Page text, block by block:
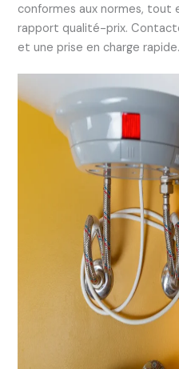
conformes aux normes, tout
rapport qualité-prix.
et une prise en charge rapide.